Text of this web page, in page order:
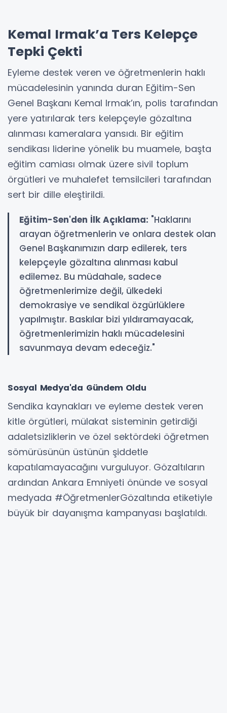
Kemal Irmak’a Ters Kelepçe
Tepki Çekti
Eyleme destek veren ve öğretmenlerin haklı
mücadelesinin yanında duran Eğitim-Sen
Genel Başkanı Kemal Irmak’ın, polis tarafından
yere yatırılarak ters kelepçeyle gözaltına
alınması kameralara yansıdı. Bir eğitim
sendikası liderine yönelik bu muamele, başta
eğitim camiası olmak üzere sivil toplum
örgütleri ve muhalefet temsilcileri tarafından
sert bir dille eleştirildi.
Eğitim-Sen'den İlk Açıklama: "Haklarını
arayan öğretmenlerin ve onlara destek olan
Genel Başkanımızın darp edilerek, ters
kelepçeyle gözaltına alınması kabul
edilemez. Bu müdahale, sadece
öğretmenlerimize değil, ülkedeki
demokrasiye ve sendikal özgürlüklere
yapılmıştır. Baskılar bizi yıldıramayacak,
öğretmenlerimizin haklı mücadelesini
savunmaya devam edeceğiz."
Sosyal Medya'da Gündem Oldu
Sendika kaynakları ve eyleme destek veren
kitle örgütleri, mülakat sisteminin getirdiği
adaletsizliklerin ve özel sektördeki öğretmen
sömürüsünün üstünün şiddetle
kapatılamayacağını vurguluyor. Gözaltıların
ardından Ankara Emniyeti önünde ve sosyal
medyada #ÖğretmenlerGözaltında etiketiyle
büyük bir dayanışma kampanyası başlatıldı.